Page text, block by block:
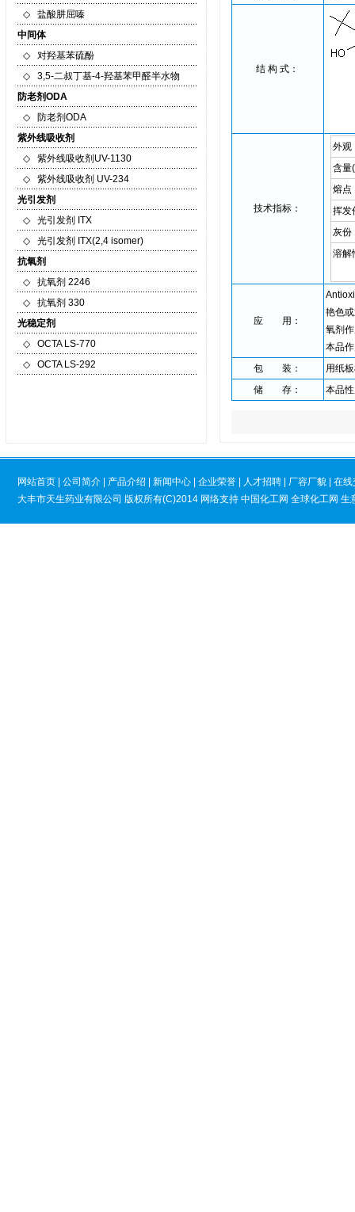
◇
盐酸肼屈嗪
中间体
◇
对羟基苯硫酚
◇
3,5-二叔丁基-4-羟基苯甲醛半水物
防老剂ODA
◇
防老剂ODA
紫外线吸收剂
◇
紫外线吸收剂UV-1130
◇
紫外线吸收剂 UV-234
光引发剂
◇
光引发剂 ITX
◇
光引发剂 ITX(2,4 isomer)
抗氧剂
◇
抗氧剂 2246
◇
抗氧剂 330
光稳定剂
◇
OCTA LS-770
◇
OCTA LS-292
结 构 式：
技术指标：
外观
含量
熔点
挥发
灰份
溶解
应 用：
艳色
氧剂
本品
包 装：
用纸
储 存：
本品
网站首页 公司简介 产品介绍 新闻中心 企业荣誉 人才招聘 厂容厂貌
在线
大丰市天生药业有限公司 版权所有(C)2014 网络支持 中国化工网 全球化工网 生